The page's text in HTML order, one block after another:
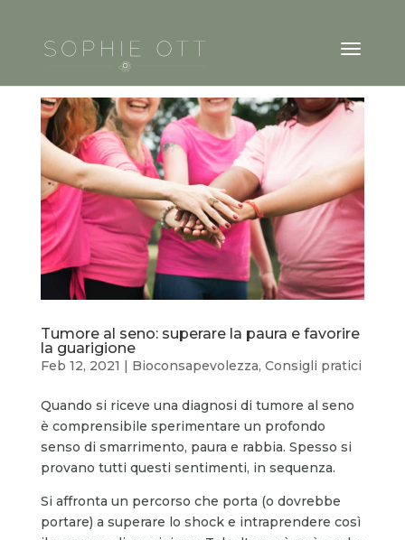
Tumore al seno: superare la paura e favorire
la guarigione
Feb 12, 2021 | Bioconsapevolezza, Consigli pratici
Quando si riceve una diagnosi di tumore al seno
è comprensibile sperimentare un profondo
senso di smarrimento, paura e rabbia. Spesso si
provano tutti questi sentimenti, in sequenza.
Si affronta un percorso che porta (o dovrebbe
portare) a superare lo shock e intraprendere così